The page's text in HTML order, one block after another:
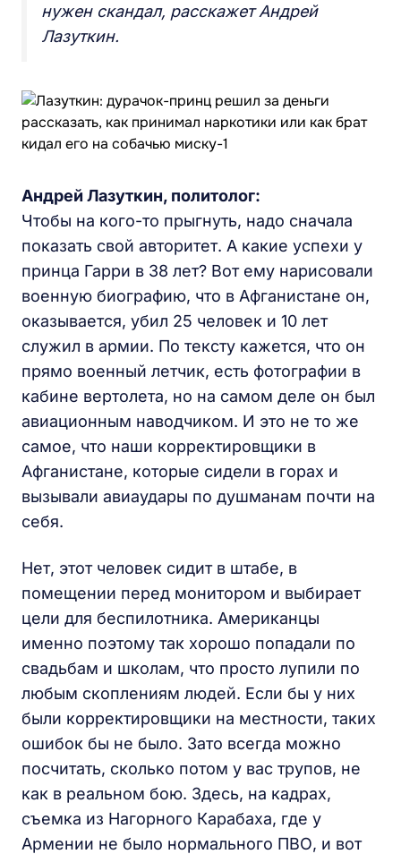
нужен скандал, расскажет Андрей
Лазуткин.
Андрей Лазуткин, политолог:
Чтобы на кого-то прыгнуть, надо сначала
показать свой авторитет. А какие успехи у
принца Гарри в 38 лет? Вот ему нарисовали
военную биографию, что в Афганистане он,
оказывается, убил 25 человек и 10 лет
служил в армии. По тексту кажется, что он
прямо военный летчик, есть фотографии в
кабине вертолета, но на самом деле он был
авиационным наводчиком. И это не то же
самое, что наши корректировщики в
Афганистане, которые сидели в горах и
вызывали авиаудары по душманам почти на
себя.
Нет, этот человек сидит в штабе, в
помещении перед монитором и выбирает
цели для беспилотника. Американцы
именно поэтому так хорошо попадали по
свадьбам и школам, что просто лупили по
любым скоплениям людей. Если бы у них
были корректировщики на местности, таких
ошибок бы не было. Зато всегда можно
посчитать, сколько потом у вас трупов, не
как в реальном бою. Здесь, на кадрах,
съемка из Нагорного Карабаха, где у
Армении не было нормального ПВО, и вот